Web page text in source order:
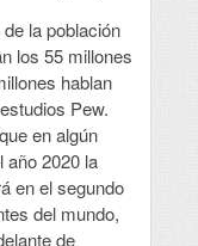
la población
los 55 millones
hablan
Pew.
en algún
año 2020 la
en el segundo
del mundo,
de